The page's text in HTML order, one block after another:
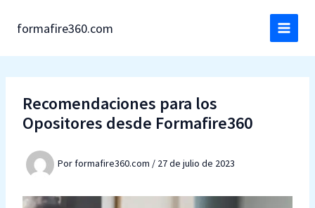
formafire360.com
Recomendaciones para los
Opositores desde Formafire360
Por formafire360.com / 27 de julio de 2023